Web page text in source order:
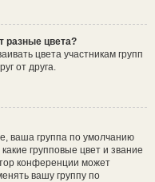
разные цвета?
цвета участникам групп
от друга.
ваша группа по умолчанию
групповые цвет и звание
конференции может
вашу группу по